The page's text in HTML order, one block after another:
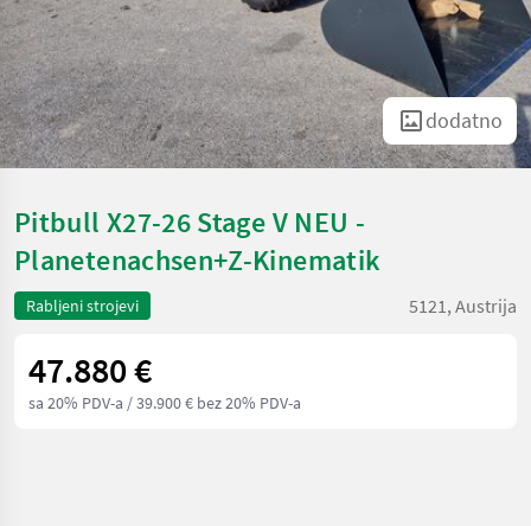
dodatno
Pitbull X27-26 Stage V NEU -
Planetenachsen+Z-Kinematik
Rabljeni strojevi 5121, Austrija
47.880 €
sa 20% PDV-a / 39.900 € bez 20% PDV-a